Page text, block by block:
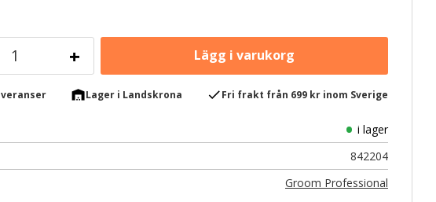
+
warehouseLager i Landskrona checkFri frakt från 699 kr inom Sverige
i lager
842204
Groom Professional